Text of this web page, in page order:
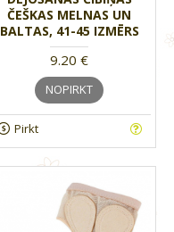
ČEŠKAS MELNAS UN
BALTAS, 41-45 IZMĒRS
9.20 €
NOPIRKT
Pirkt